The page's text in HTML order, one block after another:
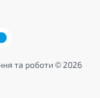
та роботи © 2026